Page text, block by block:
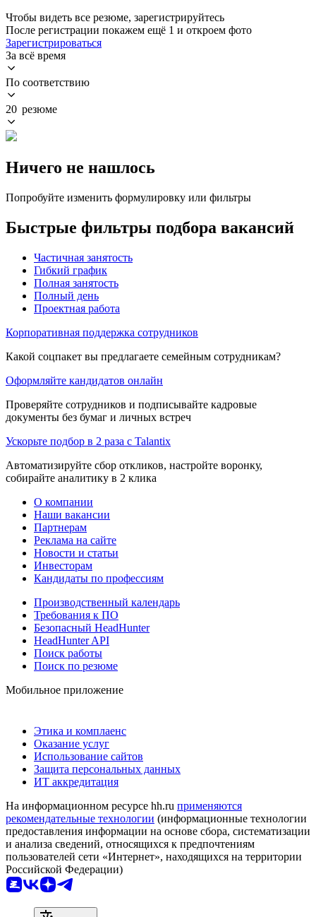
Чтобы видеть все резюме, зарегистрируйтесь
После регистрации покажем ещё 1 и откроем фото
Зарегистрироваться
За всё время
По соответствию
20 резюме
Ничего не нашлось
Попробуйте изменить формулировку или фильтры
Быстрые фильтры подбора вакансий
Частичная занятость
Гибкий график
Полная занятость
Полный день
Проектная работа
Корпоративная поддержка сотрудников
Какой соцпакет вы предлагаете семейным сотрудникам?
Оформляйте кандидатов онлайн
Проверяйте сотрудников и подписывайте кадровые
документы без бумаг и личных встреч
Ускорьте подбор в 2 раза с Talantix
Автоматизируйте сбор откликов, настройте воронку,
собирайте аналитику в 2 клика
О компании
Наши вакансии
Партнерам
Реклама на сайте
Новости и статьи
Инвесторам
Кандидаты по профессиям
Производственный календарь
Требования к ПО
Безопасный HeadHunter
HeadHunter API
Поиск работы
Поиск по резюме
Мобильное приложение
Этика и комплаенс
Оказание услуг
Использование сайтов
Защита персональных данных
ИТ аккредитация
На информационном ресурсе hh.ru применяются
рекомендательные технологии (информационные технологии
предоставления информации на основе сбора, систематизации
и анализа сведений, относящихся к предпочтениям
пользователей сети «Интернет», находящихся на территории
Российской Федерации)